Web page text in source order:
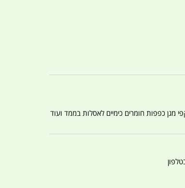
מגן כפפות חומרים כימיים לאסלות בממד ועוד